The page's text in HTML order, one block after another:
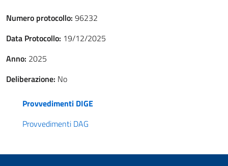
Numero protocollo: 96232
Data Protocollo: 19/12/2025
Anno: 2025
Deliberazione: No
Provvedimenti DIGE
Provvedimenti DAG